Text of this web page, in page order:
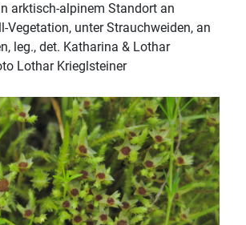
arktisch-alpinem Standort an
Vegetation, unter Strauchweiden, an
leg., det. Katharina & Lothar
Lothar Krieglsteiner